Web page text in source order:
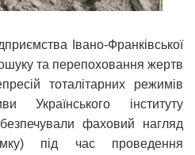
Івано-Франківської
та перепоховання жертв
тоталітарних режимів
Українського інституту
фаховий нагляд
під час проведення